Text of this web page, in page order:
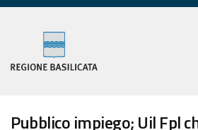
Pubblico impiego; Uil Fpl